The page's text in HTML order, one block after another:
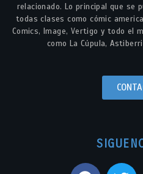
relacionado. Lo principal que se
todas clases como cómic
Comics, Image, Vertigo y todo el
como La Cúpula,